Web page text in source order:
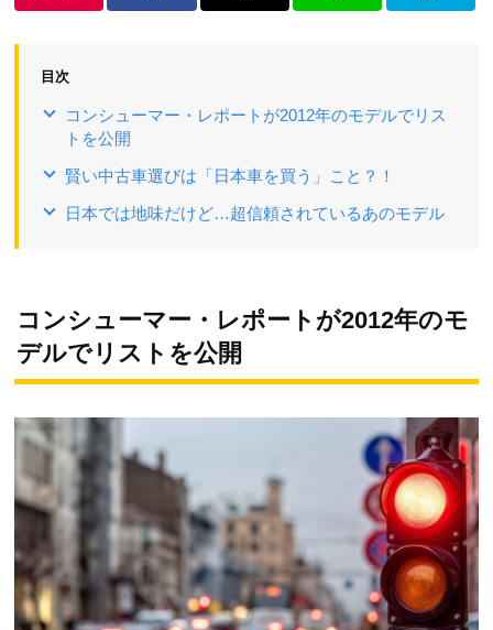
目次
コンシューマー・レポートが2012年のモデルでリス
トを公開
賢い中古車選びは「日本車を買う」こと？！
日本では地味だけど…超信頼されているあのモデル
コンシューマー・レポートが2012年のモ
デルでリストを公開